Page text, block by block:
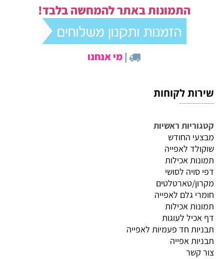
התמונות באתר להמחשה בלבד!
|מי אנחנו
שירות לקוחות
קטגוריות ראשיות
מבצעי החודש
שוקולד לאפייה
תמונות אכילות
דפי סויה לסושי
מקרון/טארטלטים
חומרי גלם לאפייה
תמונות אכילות
דף אכיל לעוגות
תבניות חד פעמיות לאפייה
תבניות אפייה
צור קשר